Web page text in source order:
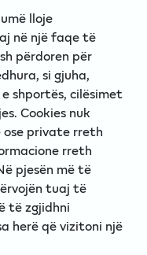
lloje
në një faqe të
përdoren për
si gjuha,
shportës, cilësimet
Cookies nuk
ose private rreth
rreth
pjesën më të
tuaj të
të zgjidhni
herë që vizitoni një